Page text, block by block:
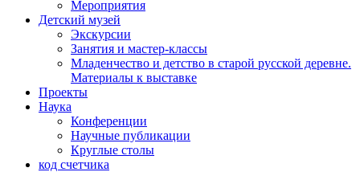
Мероприятия
Детский музей
Экскурсии
Занятия и мастер-классы
Младенчество и детство в старой русской деревне.
Материалы к выставке
Проекты
Наука
Конференции
Научные публикации
Круглые столы
код счетчика